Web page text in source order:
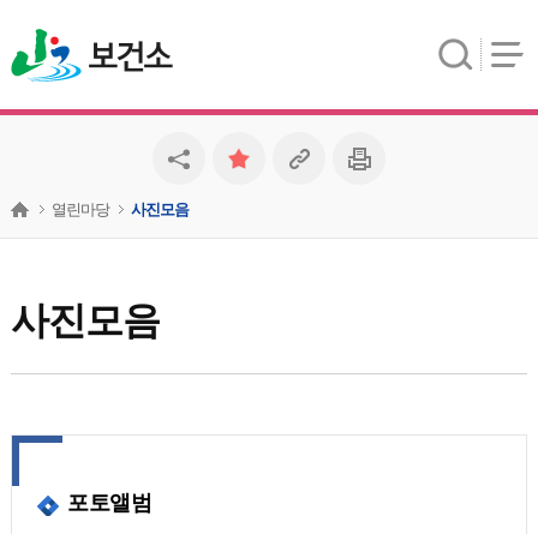
보건소
사진모음
열린마당 사진모음
포토앨범